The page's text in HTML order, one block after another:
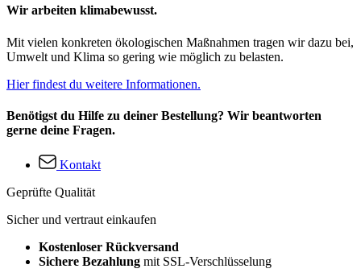
Wir arbeiten klimabewusst.
Mit vielen konkreten ökologischen Maßnahmen tragen wir dazu bei,
Umwelt und Klima so gering wie möglich zu belasten.
Hier findest du weitere Informationen.
Benötigst du Hilfe zu deiner Bestellung? Wir beantworten
gerne deine Fragen.
Kontakt
Geprüfte Qualität
Sicher und vertraut einkaufen
Kostenloser Rückversand
Sichere Bezahlung mit SSL-Verschlüsselung